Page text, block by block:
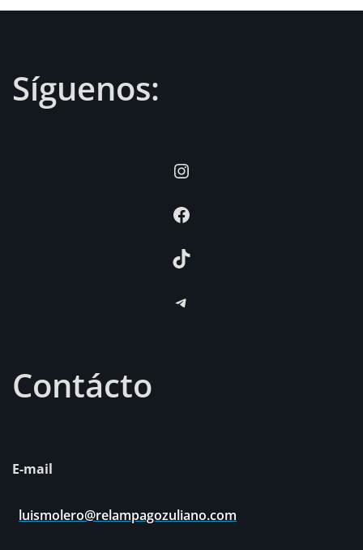
Síguenos:
Instagram
Facebook
TikTok
Telegram
Contácto
E-mail
luismolero@relampagozuliano.com